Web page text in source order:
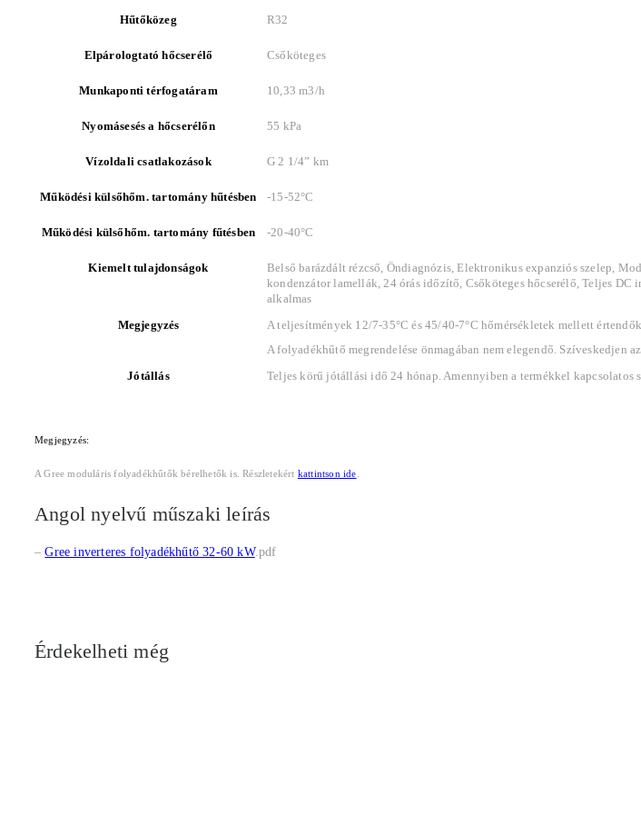
Hűtőközeg R32
Elpárologtató hőcserélő Csőköteges
Munkaponti térfogatáram 10,33 m3/h
Nyomásesés a hőcserélőn 55 kPa
Vízoldali csatlakozások G 2 1/4” km
Működési külsőhőm. tartomány hűtésben -15-52°C
Működési külsőhőm. tartomány fűtésben -20-40°C
Kiemelt tulajdonságok
Belső barázdált rézcső, Öndiagnózis, Elektronikus expanziós szelep,
kondenzátor lamellák, 24 órás időzítő, Csőköteges hőcserélő, Teljes
alkalmas
Megjegyzés
A teljesítmények 12/7-35°C és 45/40-7°C hőmérsékletek mellett
A folyadékhűtő megrendelése önmagában nem elegendő. Szíveskedjen
Jótállás
Teljes körű jótállási idő 24 hónap. Amennyiben a termékkel
Megjegyzés:
A Gree moduláris folyadékhűtők bérelhetők is. Részletekért kattintson ide
Angol nyelvű műszaki leírás
–Gree inverteres folyadékhűtő 32-60 kW.pdf
Érdekelheti még